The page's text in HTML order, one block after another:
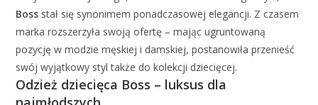
Boss stał się synonimem ponadczasowej elegancji. Z czasem
marka rozszerzyła swoją ofertę – mając ugruntowaną
pozycję w modzie męskiej i damskiej, postanowiła przenieść
swój wyjątkowy styl także do kolekcji dziecięcej.
Odzież dziecięca Boss – luksus dla